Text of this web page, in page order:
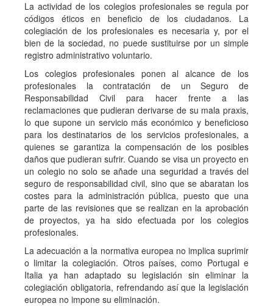
La actividad de los colegios profesionales se regula por
códigos éticos en beneficio de los ciudadanos. La
colegiación de los profesionales es necesaria y, por el
bien de la sociedad, no puede sustituirse por un simple
registro administrativo voluntario.
Los colegios profesionales ponen al alcance de los
profesionales la contratación de un Seguro de
Responsabilidad Civil para hacer frente a las
reclamaciones que pudieran derivarse de su mala praxis,
lo que supone un servicio más económico y beneficioso
para los destinatarios de los servicios profesionales, a
quienes se garantiza la compensación de los posibles
daños que pudieran sufrir. Cuando se visa un proyecto en
un colegio no solo se añade una seguridad a través del
seguro de responsabilidad civil, sino que se abaratan los
costes para la administración pública, puesto que una
parte de las revisiones que se realizan en la aprobación
de proyectos, ya ha sido efectuada por los colegios
profesionales.
La adecuación a la normativa europea no implica suprimir
o limitar la colegiación. Otros países, como Portugal e
Italia ya han adaptado su legislación sin eliminar la
colegiación obligatoria, refrendando así que la legislación
europea no impone su eliminación.